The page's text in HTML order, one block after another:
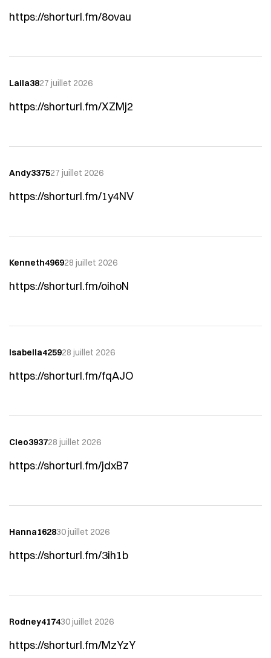
https://shorturl.fm/8ovau
Laila3827 juillet 2026
https://shorturl.fm/XZMj2
Andy337527 juillet 2026
https://shorturl.fm/1y4NV
Kenneth496928 juillet 2026
https://shorturl.fm/oihoN
Isabella425928 juillet 2026
https://shorturl.fm/fqAJO
Cleo393728 juillet 2026
https://shorturl.fm/jdxB7
Hanna162830 juillet 2026
https://shorturl.fm/3ih1b
Rodney417430 juillet 2026
https://shorturl.fm/MzYzY